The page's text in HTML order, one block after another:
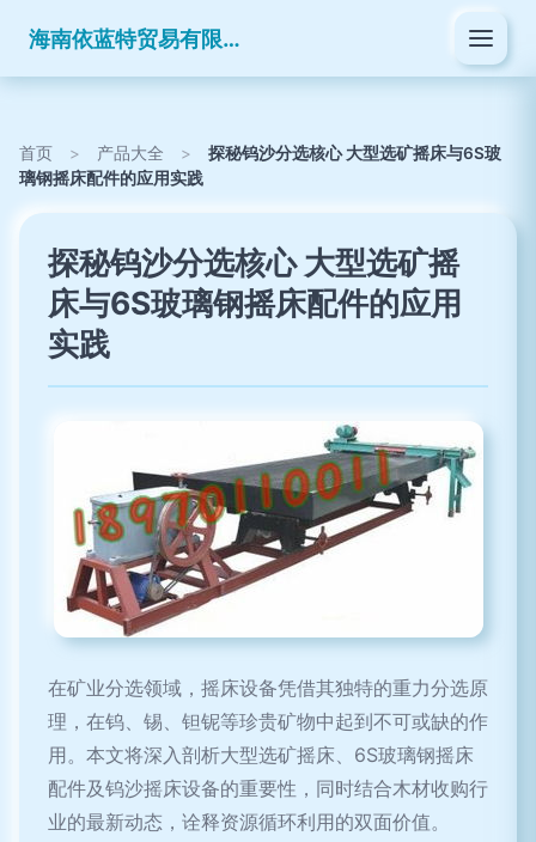
海南依蓝特贸易有限公司
首页 > 产品大全 >
探秘钨沙分选核心 大型选矿摇床与6S玻
璃钢摇床配件的应用实践
探秘钨沙分选核心 大型选矿摇
床与6S玻璃钢摇床配件的应用
实践
在矿业分选领域，摇床设备凭借其独特的重力分选原
理，在钨、锡、钽铌等珍贵矿物中起到不可或缺的作
用。本文将深入剖析大型选矿摇床、6S玻璃钢摇床
配件及钨沙摇床设备的重要性，同时结合木材收购行
业的最新动态，诠释资源循环利用的双面价值。